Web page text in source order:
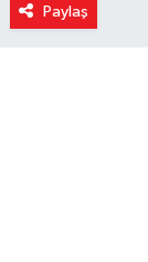
Paylaş